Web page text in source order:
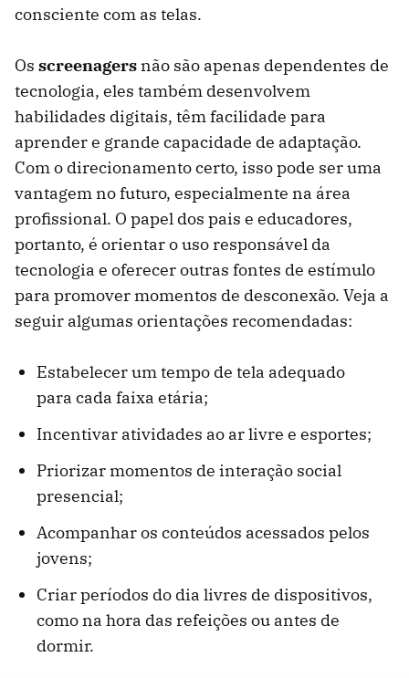
consciente com as telas.
Os screenagers não são apenas dependentes de
tecnologia, eles também desenvolvem
habilidades digitais, têm facilidade para
aprender e grande capacidade de adaptação.
Com o direcionamento certo, isso pode ser uma
vantagem no futuro, especialmente na área
profissional. O papel dos pais e educadores,
portanto, é orientar o uso responsável da
tecnologia e oferecer outras fontes de estímulo
para promover momentos de desconexão. Veja a
seguir algumas orientações recomendadas:
Estabelecer um tempo de tela adequado
para cada faixa etária;
Incentivar atividades ao ar livre e esportes;
Priorizar momentos de interação social
presencial;
Acompanhar os conteúdos acessados pelos
jovens;
Criar períodos do dia livres de dispositivos,
como na hora das refeições ou antes de
dormir.